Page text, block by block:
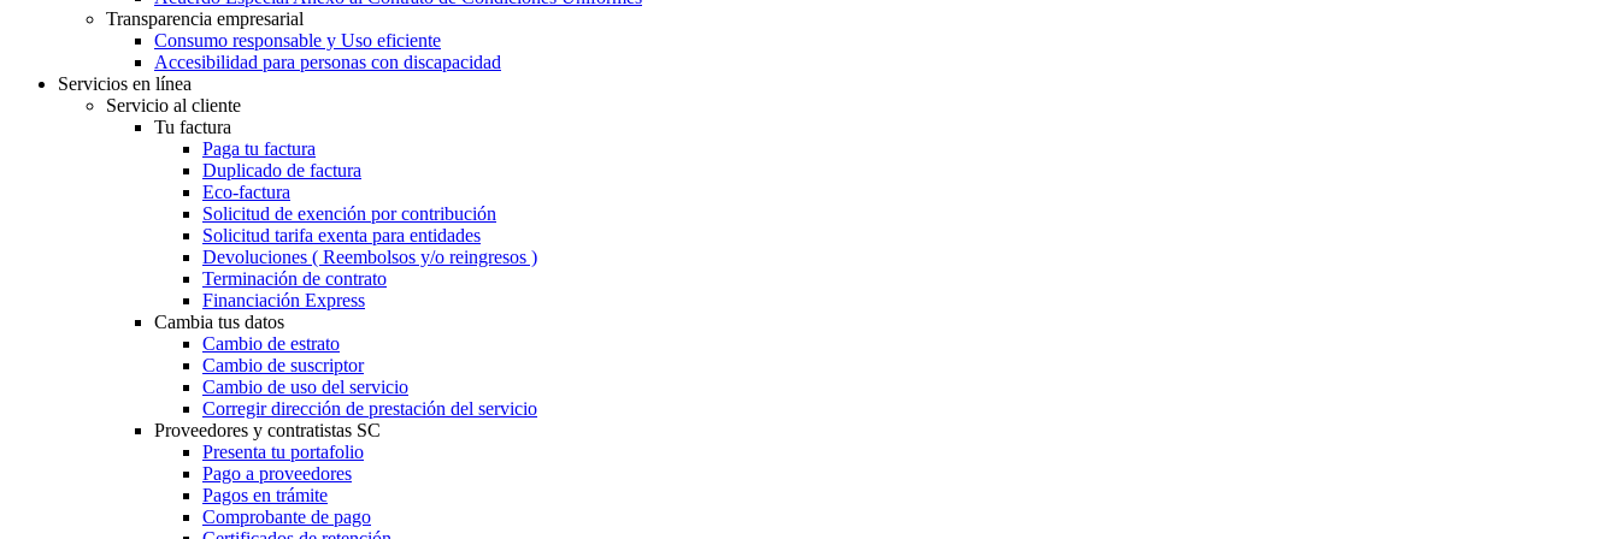
Transparencia empresarial
Consumo responsable y Uso eficiente
Accesibilidad para personas con discapacidad
Servicios en línea
Servicio al cliente
Tu factura
Paga tu factura
Duplicado de factura
Eco-factura
Solicitud de exención por contribución
Solicitud tarifa exenta para entidades
Devoluciones ( Reembolsos y/o reingresos )
Terminación de contrato
Financiación Express
Cambia tus datos
Cambio de estrato
Cambio de suscriptor
Cambio de uso del servicio
Corregir dirección de prestación del servicio
Proveedores y contratistas SC
Presenta tu portafolio
Pago a proveedores
Pagos en trámite
Comprobante de pago